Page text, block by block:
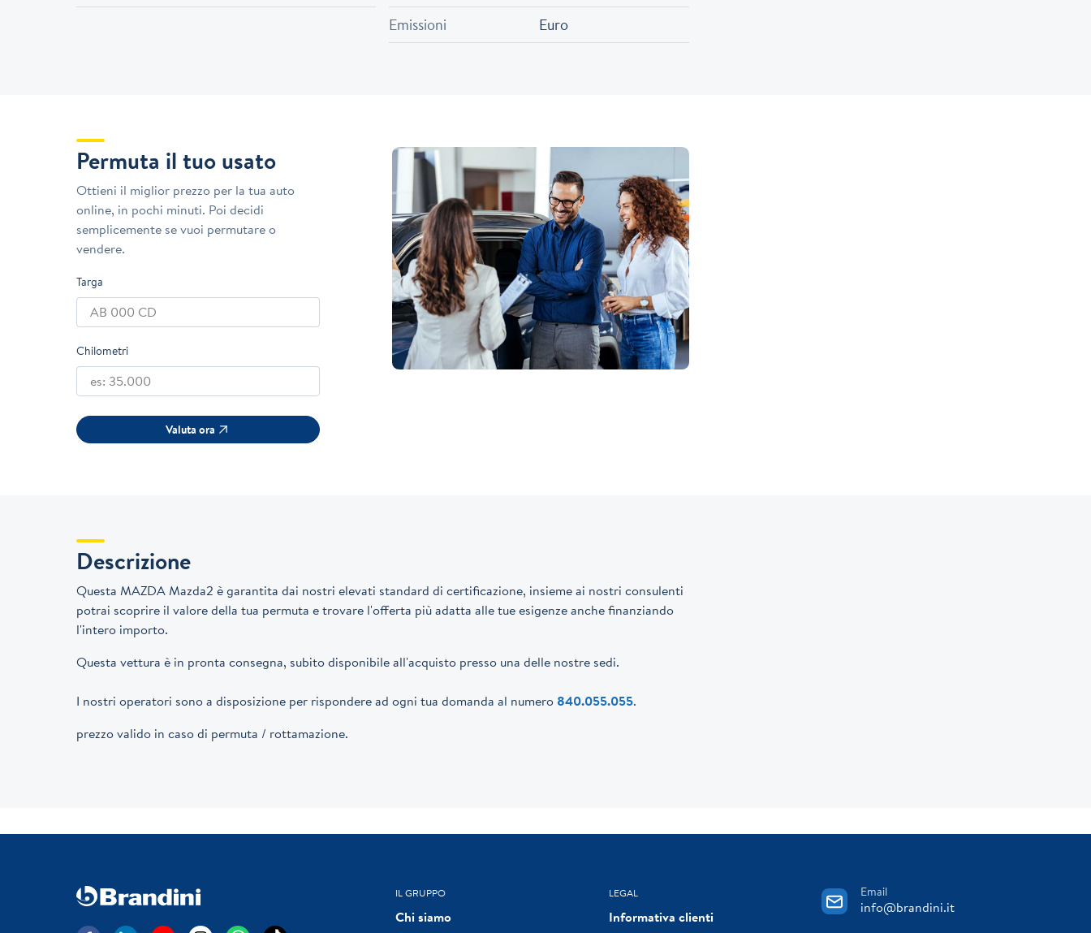
Emissioni
Euro
Permuta il tuo usato
Ottieni il miglior prezzo per la tua auto
online, in pochi minuti. Poi decidi
semplicemente se vuoi permutare o
vendere.
Targa
Chilometri
Valuta ora
Descrizione
Questa MAZDA Mazda2 è garantita dai nostri elevati standard di certificazione, insieme ai nostri consulenti
potrai scoprire il valore della tua permuta e trovare l'offerta più adatta alle tue esigenze anche finanziando
l'intero importo.
Questa vettura è in pronta consegna, subito disponibile all'acquisto presso una delle nostre sedi.
I nostri operatori sono a disposizione per rispondere ad ogni tua domanda al numero 840.055.055.
prezzo valido in caso di permuta / rottamazione.
IL GRUPPO
Chi siamo
LEGAL
Informativa clienti
Email
info@brandini.it